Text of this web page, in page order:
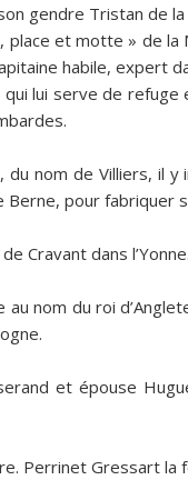
gendre Tristan de
et motte » de la
habile, expert
lui serve de refuge
du nom de Villiers, il
Berne, pour fabriquer
Cravant dans l’Yonne.
nom du roi
et épouse
Perrinet Gressart